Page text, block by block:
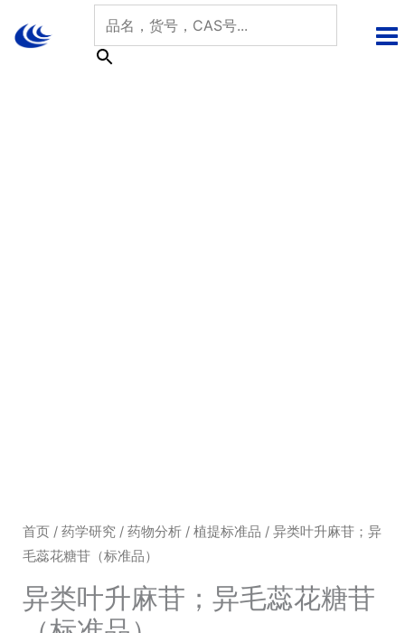
首页/ 药学研究/ 药物分析/ 植提标准品 / 异类叶升麻苷；异
毛蕊花糖苷（标准品）
异类叶升麻苷；异毛蕊花糖苷